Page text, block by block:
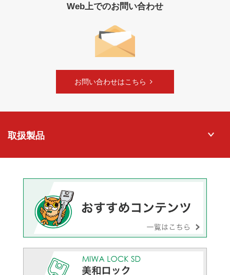
Web上でのお問い合わせ
お問い合わせはこちら
取扱製品